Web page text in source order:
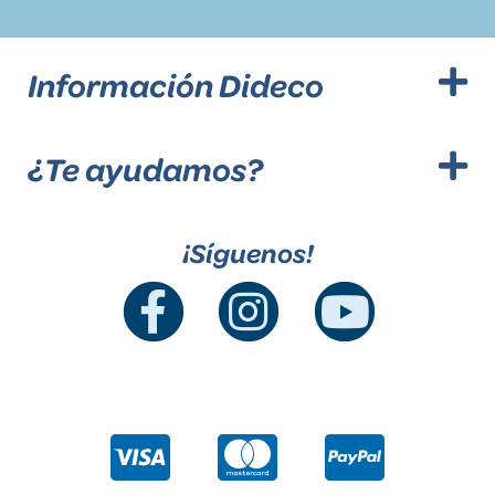
Información Dideco
¿Te ayudamos?
¡Síguenos!